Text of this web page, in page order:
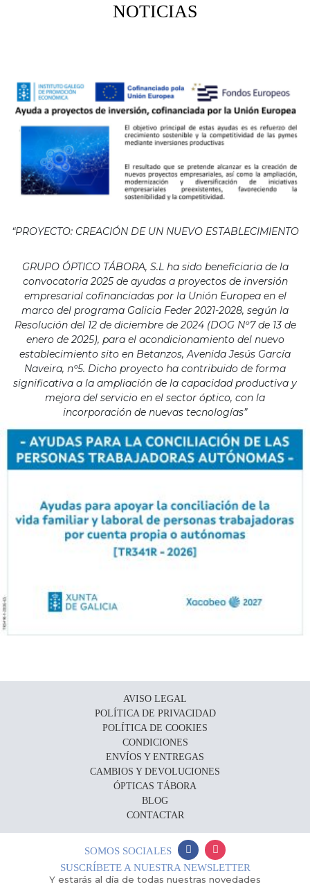
NOTICIAS
“PROYECTO: CREACIÓN DE UN NUEVO ESTABLECIMIENTO
GRUPO ÓPTICO TÁBORA, S.L ha sido beneficiaria de la
convocatoria 2025 de ayudas a proyectos de inversión
empresarial cofinanciadas por la Unión Europea en el
marco del programa Galicia Feder 2021-2028, según la
Resolución del 12 de diciembre de 2024 (DOG Nº7 de 13 de
enero de 2025), para el acondicionamiento del nuevo
establecimiento sito en Betanzos, Avenida Jesús García
Naveira, nº5. Dicho proyecto ha contribuido de forma
significativa a la ampliación de la capacidad productiva y
mejora del servicio en el sector óptico, con la
incorporación de nuevas tecnologías”
AVISO LEGAL
POLÍTICA DE PRIVACIDAD
POLÍTICA DE COOKIES
CONDICIONES
ENVÍOS Y ENTREGAS
CAMBIOS Y DEVOLUCIONES
ÓPTICAS TÁBORA
BLOG
CONTACTAR
SOMOS SOCIALES
SUSCRÍBETE A NUESTRA NEWSLETTER
Y estarás al día de todas nuestras novedades